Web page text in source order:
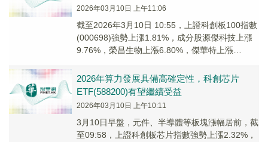
2026年03月10日 上午11:06
截至2026年3月10日 10:55，上證科創板100指數
(000698)強勢上漲1.81%，成分股源傑科技上漲
9.76%，榮昌生物上漲6.80%，傑華特上漲
2026年算力發展具備高確定性，科創芯片
ETF(588200)有望繼續受益
2026年03月10日 上午10:11
3月10日早盤，元件、半導體等板塊漲幅居前，截
至09:58，上證科創板芯片指數強勢上漲2.32%，